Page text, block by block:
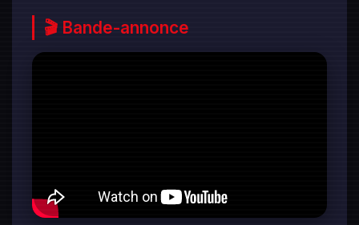
🎬 Bande-annonce